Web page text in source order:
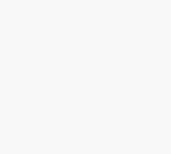
기둥인 ‘시장과 이
노동자로 전락하지 않
벌이고 있으며, 전
제 할 일만 하라고?